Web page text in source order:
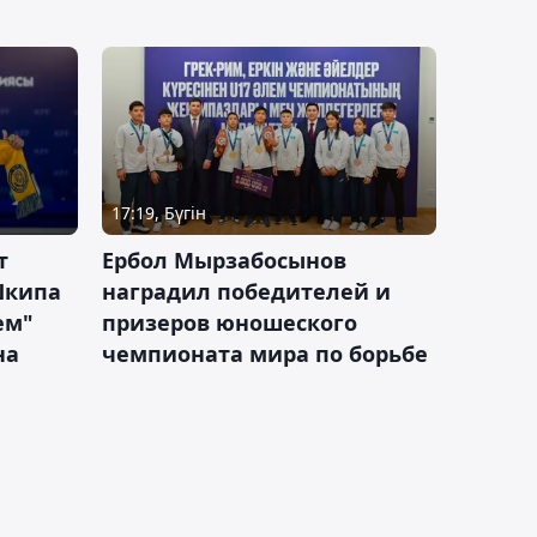
17:19, Бүгін
Ербол Мырзабосынов
наградил победителей и
призеров юношеского
чемпионата мира по борьбе